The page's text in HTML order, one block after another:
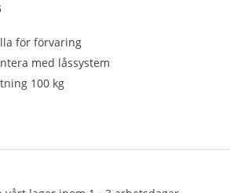
för förvaring
med låssystem
100 kg